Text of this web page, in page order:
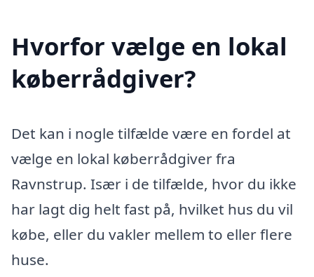
Hvorfor vælge en lokal
køberrådgiver?
Det kan i nogle tilfælde være en fordel at
vælge en lokal køberrådgiver fra
Ravnstrup. Især i de tilfælde, hvor du ikke
har lagt dig helt fast på, hvilket hus du vil
købe, eller du vakler mellem to eller flere
huse.